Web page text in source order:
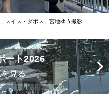
スイス・ダボス、宮地ゆう撮影
ート2026
見る